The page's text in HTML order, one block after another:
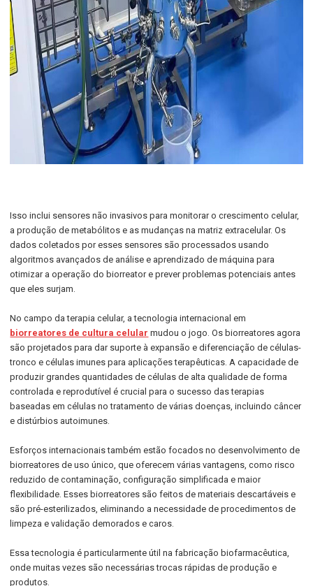
Isso inclui sensores não invasivos para monitorar o crescimento celular,
a produção de metabólitos e as mudanças na matriz extracelular. Os
dados coletados por esses sensores são processados usando
algoritmos avançados de análise e aprendizado de máquina para
otimizar a operação do biorreator e prever problemas potenciais antes
que eles surjam.
No campo da terapia celular, a tecnologia internacional em
biorreatores de cultura celular mudou o jogo. Os biorreatores agora
são projetados para dar suporte à expansão e diferenciação de células-
tronco e células imunes para aplicações terapêuticas. A capacidade de
produzir grandes quantidades de células de alta qualidade de forma
controlada e reprodutível é crucial para o sucesso das terapias
baseadas em células no tratamento de várias doenças, incluindo câncer
e distúrbios autoimunes.
Esforços internacionais também estão focados no desenvolvimento de
biorreatores de uso único, que oferecem várias vantagens, como risco
reduzido de contaminação, configuração simplificada e maior
flexibilidade. Esses biorreatores são feitos de materiais descartáveis e
são pré-esterilizados, eliminando a necessidade de procedimentos de
limpeza e validação demorados e caros.
Essa tecnologia é particularmente útil na fabricação biofarmacêutica,
onde muitas vezes são necessárias trocas rápidas de produção e
produtos.